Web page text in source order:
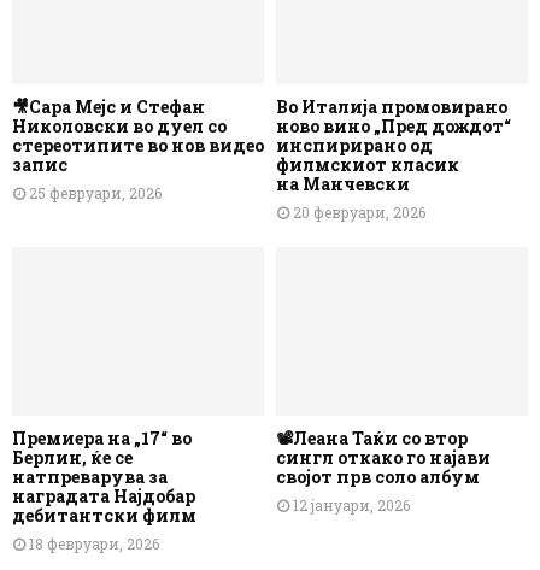
🎥Сара Мејс и Стефан
Николовски во дуел со
стереотипите во нов видео
запис
25 февруари, 2026
Во Италија промовирано
ново вино „Пред дождот“
инспирирано од
филмскиот класик
на Манчевски
20 февруари, 2026
Премиера на „17“ во
Берлин, ќе се
натпреварува за
наградата Најдобар
дебитантски филм
18 февруари, 2026
📽️Леана Таќи со втор
сингл откако го најави
својот прв соло албум
12 јануари, 2026